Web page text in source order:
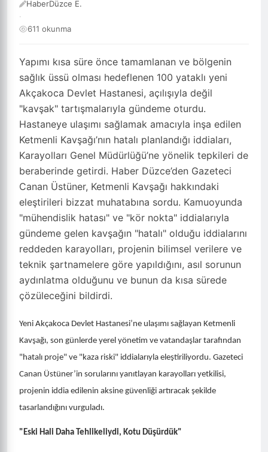
Yapımı kısa süre önce tamamlanan ve bölgenin
sağlık üssü olması hedeflenen 100 yataklı yeni
Akçakoca Devlet Hastanesi, açılışıyla değil
"kavşak" tartışmalarıyla gündeme oturdu.
Hastaneye ulaşımı sağlamak amacıyla inşa edilen
Ketmenli Kavşağı’nın hatalı planlandığı iddiaları,
Karayolları Genel Müdürlüğü’ne yönelik tepkileri de
beraberinde getirdi. Haber Düzce’den Gazeteci
Canan Üstüner, Ketmenli Kavşağı hakkındaki
eleştirileri bizzat muhatabına sordu. Kamuoyunda
"mühendislik hatası" ve "kör nokta" iddialarıyla
gündeme gelen kavşağın "hatalı" olduğu iddialarını
reddeden karayolları, projenin bilimsel verilere ve
teknik şartnamelere göre yapıldığını, asıl sorunun
aydınlatma olduğunu ve bunun da kısa sürede
çözüleceğini bildirdi.
HaberDüzce E.
·
611 okunma
Yeni Akçakoca Devlet Hastanesi’ne ulaşımı sağlayan Ketmenli
Kavşağı, son günlerde yerel yönetim ve vatandaşlar tarafından
"hatalı proje" ve "kaza riski" iddialarıyla eleştiriliyordu. Gazeteci
Canan Üstüner’in sorularını yanıtlayan karayolları yetkilisi,
projenin iddia edilenin aksine güvenliği artıracak şekilde
tasarlandığını vurguladı.
"Eski Hali Daha Tehlikeliydi, Kotu Düşürdük"